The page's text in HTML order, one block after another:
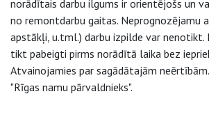
norādītais darbu ilgums ir orientējošs un
no remontdarbu gaitas. Neprognozējamu
apstākļi, u.tml.) darbu izpilde var nenotikt.
tikt pabeigti pirms norādītā laika bez
Atvainojamies par sagādātajām neērtībām.
"Rīgas namu pārvaldnieks".